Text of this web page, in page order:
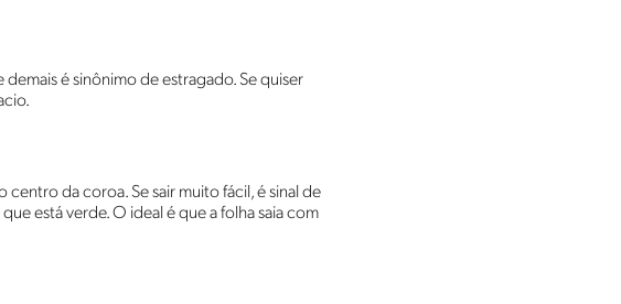
é sinônimo de estragado. Se quiser
centro da coroa. Se sair muito fácil, é sinal de
está verde. O ideal é que a folha saia com